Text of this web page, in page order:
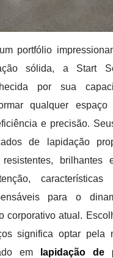
portfólio
sólida, a Start
por sua
qualquer espaço
e precisão.
de lapidação
resistentes, brilhantes
para o
corporativo atual.
significa optar pela
em
lapidação de